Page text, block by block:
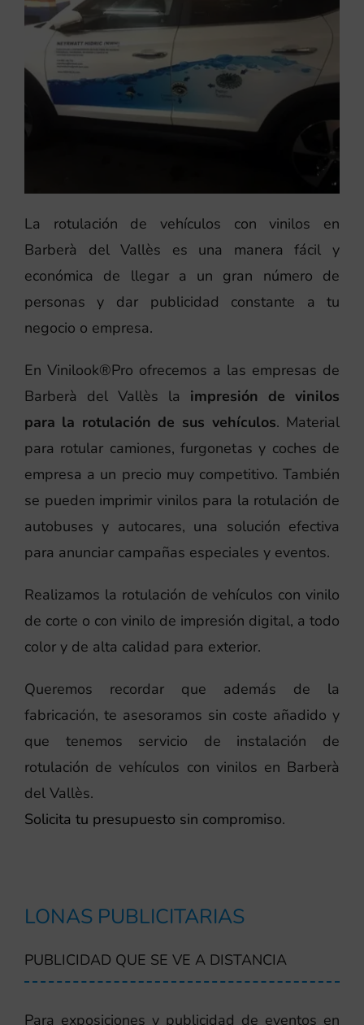
La rotulación de vehículos con vinilos en
Barberà del Vallès es una manera fácil y
económica de llegar a un gran número de
personas y dar publicidad constante a tu
negocio o empresa.
En Vinilook®Pro ofrecemos a las empresas de
Barberà del Vallès la impresión de vinilos
para la rotulación de sus vehículos. Material
para rotular camiones, furgonetas y coches de
empresa a un precio muy competitivo. También
se pueden imprimir vinilos para la rotulación de
autobuses y autocares, una solución efectiva
para anunciar campañas especiales y eventos.
Realizamos la rotulación de vehículos con vinilo
de corte o con vinilo de impresión digital, a todo
color y de alta calidad para exterior.
Queremos recordar que además de la
fabricación, te asesoramos sin coste añadido y
que tenemos servicio de instalación de
rotulación de vehículos con vinilos en Barberà
del Vallès.
Solicita tu presupuesto sin compromiso.
LONAS PUBLICITARIAS
PUBLICIDAD QUE SE VE A DISTANCIA
Para exposiciones y publicidad de eventos en